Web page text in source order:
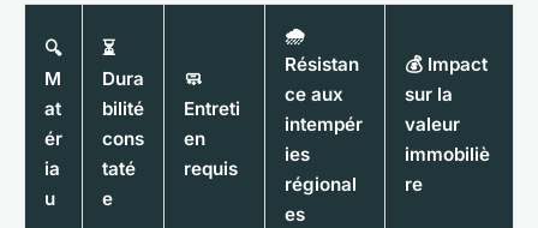
🔍
M
at
ér
ia
u
⏳
Dura
bilité
cons
taté
e
🧼
Entreti
en
requis
🌧️
Résistan
ce aux
intempér
ies
régional
es
💰 Impact
sur la
valeur
immobiliè
re